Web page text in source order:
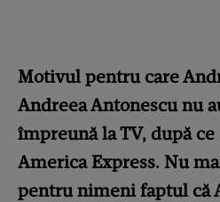
Motivul pentru care
Andreea Antonescu nu
împreună la TV, după
America Express. Nu
pentru nimeni faptul că